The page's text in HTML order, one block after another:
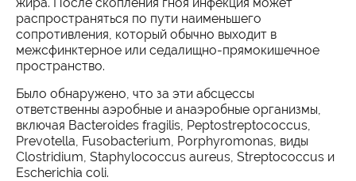
распространяться по пути наименьшего
сопротивления, который обычно выходит в
межсфинктерное или седалищно-прямокишечное
пространство.
Было обнаружено, что за эти абсцессы
ответственны аэробные и анаэробные организмы,
включая Bacteroides fragilis, Peptostreptococcus,
Prevotella, Fusobacterium, Porphyromonas, виды
Clostridium, Staphylococcus aureus, Streptococcus и
Escherichia coli.